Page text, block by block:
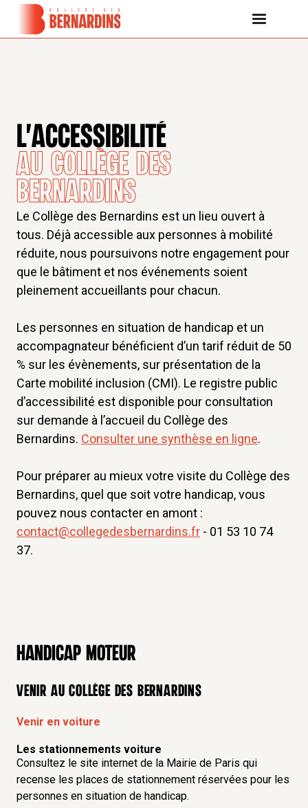
L'ACCESSIBILITÉ
au Collège des
Bernardins
Le Collège des Bernardins est un lieu ouvert à
tous. Déjà accessible aux personnes à mobilité
réduite, nous poursuivons notre engagement pour
que le bâtiment et nos événements soient
pleinement accueillants pour chacun.
Les personnes en situation de handicap et un
accompagnateur bénéficient d’un tarif réduit de 50
% sur les évènements, sur présentation de la
Carte mobilité inclusion (CMI). Le registre public
d’accessibilité est disponible pour consultation
sur demande à l’accueil du Collège des
Bernardins. Consulter une synthèse en ligne.
Pour préparer au mieux votre visite du Collège des
Bernardins, quel que soit votre handicap, vous
pouvez nous contacter en amont :
contact@collegedesbernardins.fr - 01 53 10 74
37.
Handicap moteur
Venir au Collège des Bernardins
Venir en voiture
Les stationnements voiture
Consultez le site internet de la Mairie de Paris qui
recense les places de stationnement réservées pour les
personnes en situation de handicap.